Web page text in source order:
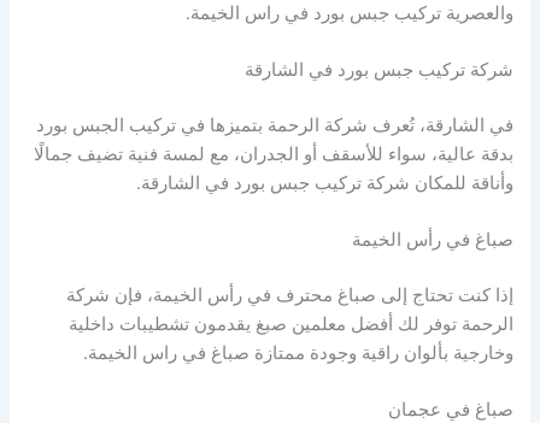
والعصرية تركيب جبس بورد في راس الخيمة.
شركة تركيب جبس بورد في الشارقة
في الشارقة، تُعرف شركة الرحمة بتميزها في تركيب الجبس بورد
بدقة عالية، سواء للأسقف أو الجدران، مع لمسة فنية تضيف جمالًا
وأناقة للمكان شركة تركيب جبس بورد في الشارقة.
صباغ في رأس الخيمة
إذا كنت تحتاج إلى صباغ محترف في رأس الخيمة، فإن شركة
الرحمة توفر لك أفضل معلمين صبغ يقدمون تشطيبات داخلية
وخارجية بألوان راقية وجودة ممتازة صباغ في راس الخيمة.
صباغ في عجمان